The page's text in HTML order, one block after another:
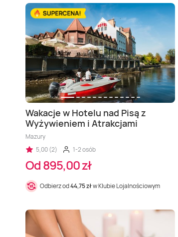
Wakacje w Hotelu nad Pisą z
Wyżywieniem i Atrakcjami
Mazury
5,00 (2)
1-2 osób
Od 895,00 zł
Odbierz od44,75 złw Klubie Lojalnościowym